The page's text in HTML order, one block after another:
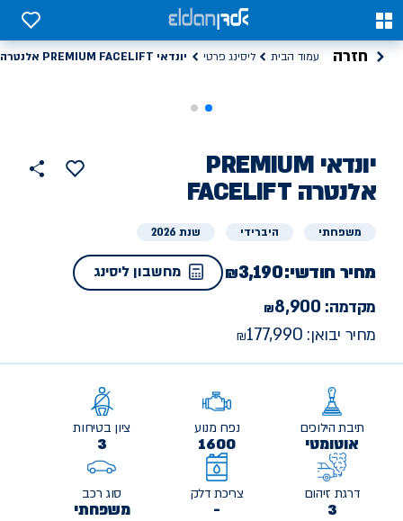
0
0
חזרה עמוד הבית ליסינג פרטי יונדאי PREMIUM FACELIFT אלנטרה
ליסינג
פרטי
יונדאי PREMIUM
FACELIFT אלנטרה
הוסף
למועדפים
משפחתי היברידי שנת 2026
מחיר חודשי:3,190 מחשבון ליסינג
מקדמה: 8,900
מחיר יבואן: 177,990
תיבת הילוכים
אוטומטי
נפח מנוע
1600
ציון בטיחות
3
דרגת זיהום
3
צריכת דלק
-
סוג רכב
משפחתי